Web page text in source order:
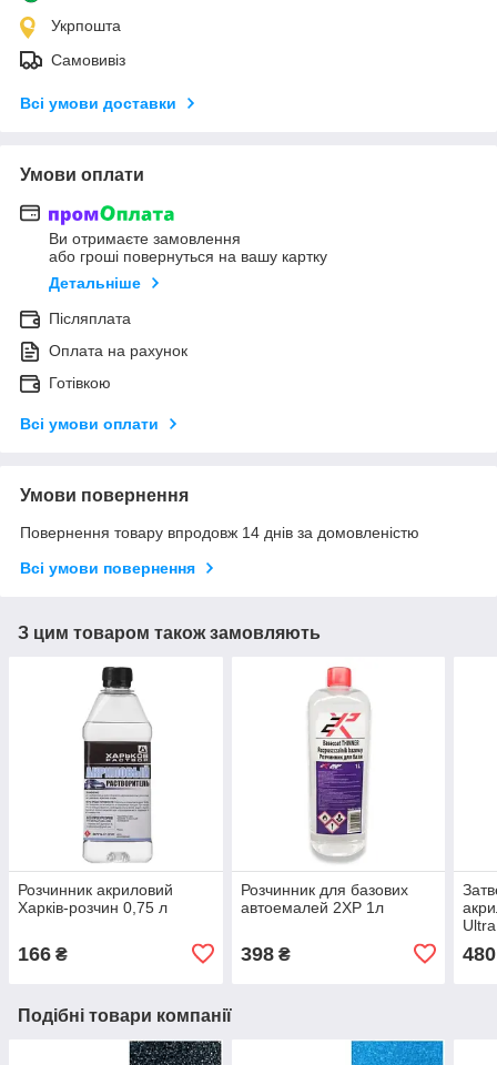
Укрпошта
Самовивіз
Всі умови доставки
Умови оплати
Ви отримаєте замовлення
або гроші повернуться на вашу картку
Детальніше
Післяплата
Оплата на рахунок
Готівкою
Всі умови оплати
Умови повернення
Повернення товару впродовж 14 днів за домовленістю
Всі умови повернення
З цим товаром також замовляють
Розчинник акриловий
Харків-розчин 0,75 л
166 ₴
Розчинник для базових
автоемалей 2XP 1л
398₴
Ultra
480
Подібні товари компанії